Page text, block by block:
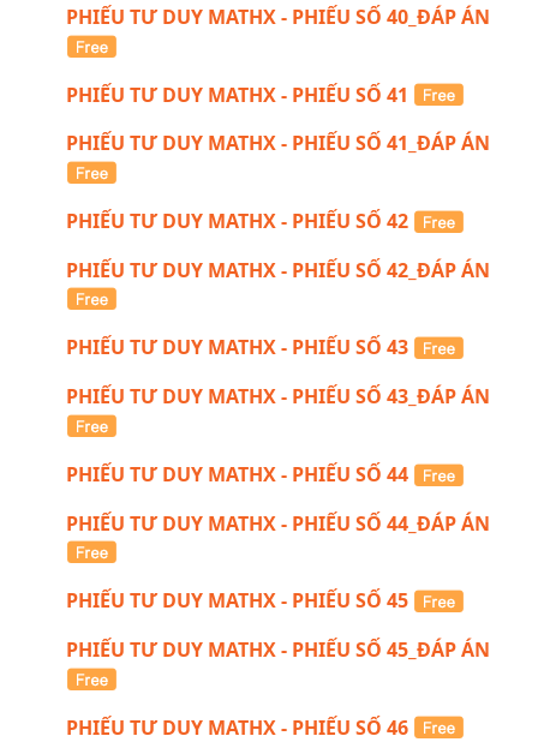
PHIẾU TƯ DUY MATHX - PHIẾU SỐ 40_ĐÁP ÁN
PHIẾU TƯ DUY MATHX - PHIẾU SỐ 41
PHIẾU TƯ DUY MATHX - PHIẾU SỐ 41_ĐÁP ÁN
PHIẾU TƯ DUY MATHX - PHIẾU SỐ 42
PHIẾU TƯ DUY MATHX - PHIẾU SỐ 42_ĐÁP ÁN
PHIẾU TƯ DUY MATHX - PHIẾU SỐ 43
PHIẾU TƯ DUY MATHX - PHIẾU SỐ 43_ĐÁP ÁN
PHIẾU TƯ DUY MATHX - PHIẾU SỐ 44
PHIẾU TƯ DUY MATHX - PHIẾU SỐ 44_ĐÁP ÁN
PHIẾU TƯ DUY MATHX - PHIẾU SỐ 45
PHIẾU TƯ DUY MATHX - PHIẾU SỐ 45_ĐÁP ÁN
PHIẾU TƯ DUY MATHX - PHIẾU SỐ 46